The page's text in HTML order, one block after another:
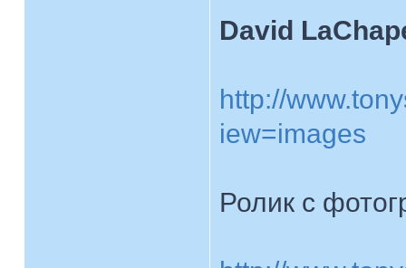
David
http://
iew=images
Ролик с